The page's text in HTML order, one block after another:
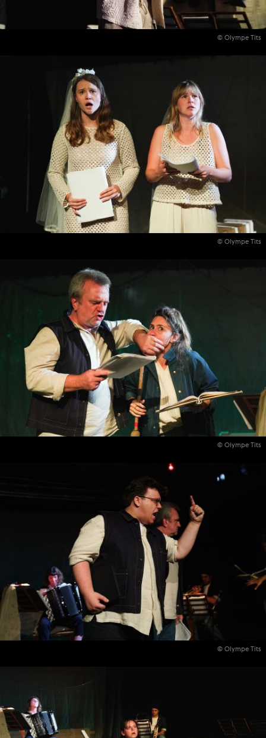
© Olympe Tits
© Olympe Tits
© Olympe Tits
© Olympe Tits